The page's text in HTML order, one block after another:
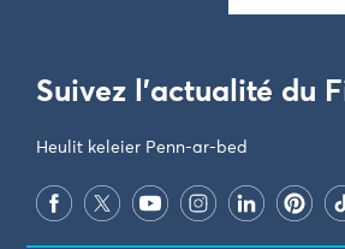
Suivez l'actualité du
Heulit keleier Penn-ar-bed